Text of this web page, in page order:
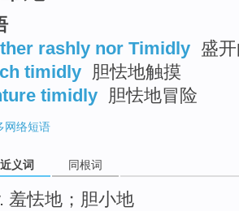
rashly nor Timidly 盛
timidly 胆怯地触摸
timidly 胆怯地冒险
网络短语
义词 同根词
羞怯地；胆小地